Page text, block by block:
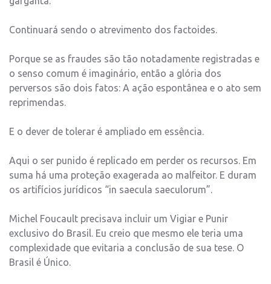
Continuará sendo o atrevimento dos factoides.
Porque se as fraudes são tão notadamente registradas e
o senso comum é imaginário, então a glória dos
perversos são dois fatos: A ação espontânea e o ato sem
reprimendas.
E o dever de tolerar é ampliado em essência.
Aqui o ser punido é replicado em perder os recursos. Em
suma há uma proteção exagerada ao malfeitor. E duram
os artifícios jurídicos “in saecula saeculorum”.
Michel Foucault precisava incluir um Vigiar e Punir
exclusivo do Brasil. Eu creio que mesmo ele teria uma
complexidade que evitaria a conclusão de sua tese. O
Brasil é Único.